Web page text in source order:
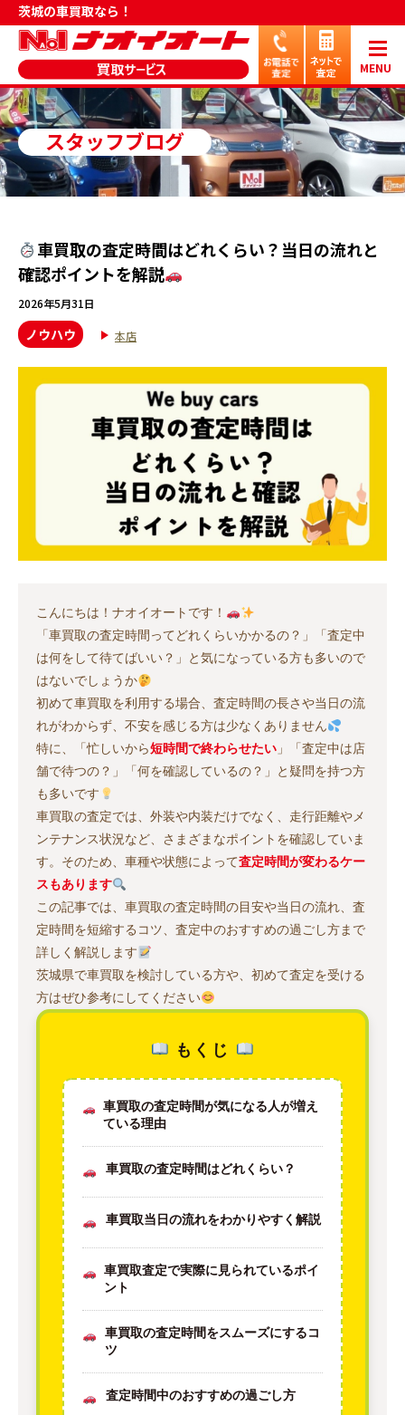
茨城の車買取なら！
MENU
スタッフブログ
車買取の査定時間はどれくらい？当日の流れと
確認ポイントを解説
2026年5月31日
ノウハウ 本店
こんにちは！ナオイオートです！
「車買取の査定時間ってどれくらいかかるの？」「査定中
は何をして待てばいい？」と気になっている方も多いので
はないでしょうか
初めて車買取を利用する場合、査定時間の長さや当日の流
れがわからず、不安を感じる方は少なくありません
特に、「忙しいから短時間で終わらせたい 」「査定中は店
舗で待つの？」「何を確認しているの？」と疑問を持つ方
も多いです
車買取の査定では、外装や内装だけでなく、走行距離やメ
ンテナンス状況など、さまざまなポイントを確認していま
す。そのため、車種や状態によって査定時間が変わるケー
スもあります
この記事では、車買取の査定時間の目安や当日の流れ、査
定時間を短縮するコツ、査定中のおすすめの過ごし方まで
詳しく解説します
茨城県で車買取を検討している方や、初めて査定を受ける
方はぜひ参考にしてください
もくじ
車買取の査定時間が気になる人が増え
ている理由
車買取の査定時間はどれくらい？
車買取当日の流れをわかりやすく解説
車買取査定で実際に見られているポイ
ント
車買取の査定時間をスムーズにするコ
ツ
査定時間中のおすすめの過ごし方